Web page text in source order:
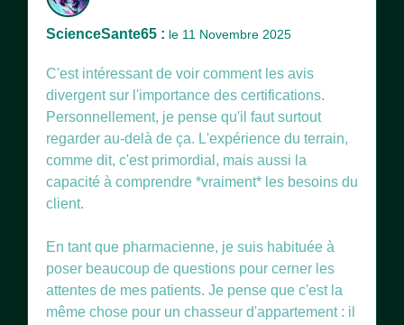
ScienceSante65 : le 11 Novembre 2025
C'est intéressant de voir comment les avis
divergent sur l'importance des certifications.
Personnellement, je pense qu'il faut surtout
regarder au-delà de ça. L'expérience du terrain,
comme dit, c'est primordial, mais aussi la
capacité à comprendre *vraiment* les besoins du
client.
En tant que pharmacienne, je suis habituée à
poser beaucoup de questions pour cerner les
attentes de mes patients. Je pense que c'est la
même chose pour un chasseur d'appartement : il